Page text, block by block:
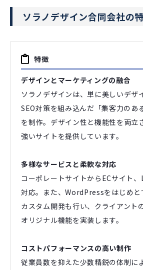
ソラノデザイン合同会社の
特徴
デザインとマーケティングの融合
ソラノデザインは、単に美しいデザ
SEO対策を組み込んだ「集客力のあ
を制作。デザイン性と機能性を両立
強いサイトを提供しています。
多様なサービスと柔軟な対応
コーポレートサイトからECサイト
対応。また、WordPressをはじめと
カスタム開発も行い、クライアント
オリジナル機能を実装します。
コストパフォーマンスの高い制作
従業員数を抑えた少数精鋭の体制に